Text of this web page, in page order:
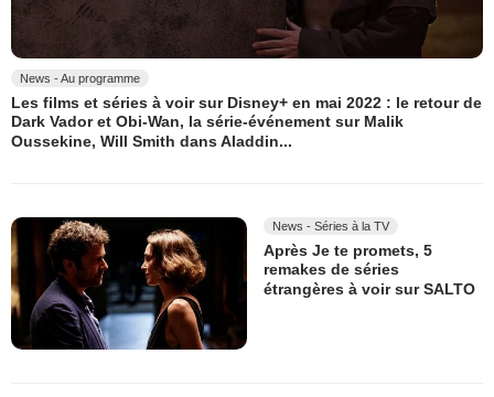
News - Au programme
Les films et séries à voir sur Disney+ en mai 2022 : le retour de
Dark Vador et Obi-Wan, la série-événement sur Malik
Oussekine, Will Smith dans Aladdin...
News - Séries à la TV
Après Je te promets, 5
remakes de séries
étrangères à voir sur SALTO